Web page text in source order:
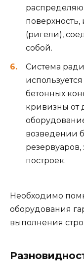
(ригели),
собой.
Система
бетонных
кривизны от
возведении
построек.
Необходимо
оборудования
выполнения